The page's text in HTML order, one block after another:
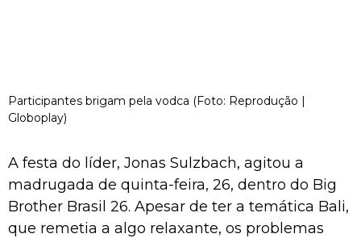
Participantes brigam pela vodca (Foto: Reprodução |
Globoplay)
A festa do líder, Jonas Sulzbach, agitou a
madrugada de quinta-feira, 26, dentro do Big
Brother Brasil 26. Apesar de ter a temática Bali,
que remetia a algo relaxante, os problemas